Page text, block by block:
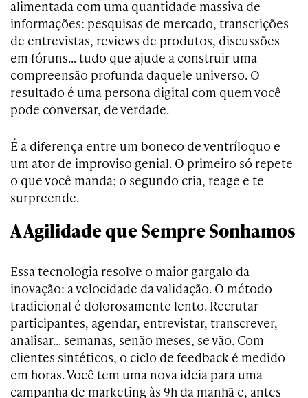
alimentada com uma quantidade massiva de
informações: pesquisas de mercado, transcrições
de entrevistas, reviews de produtos, discussões
em fóruns… tudo que ajude a construir uma
compreensão profunda daquele universo. O
resultado é uma persona digital com quem você
pode conversar, de verdade.
É a diferença entre um boneco de ventríloquo e
um ator de improviso genial. O primeiro só repete
o que você manda; o segundo cria, reage e te
surpreende.
A Agilidade que Sempre Sonhamos
Essa tecnologia resolve o maior gargalo da
inovação: a velocidade da validação. O método
tradicional é dolorosamente lento. Recrutar
participantes, agendar, entrevistar, transcrever,
analisar… semanas, senão meses, se vão. Com
clientes sintéticos, o ciclo de feedback é medido
em horas. Você tem uma nova ideia para uma
campanha de marketing às 9h da manhã e, antes